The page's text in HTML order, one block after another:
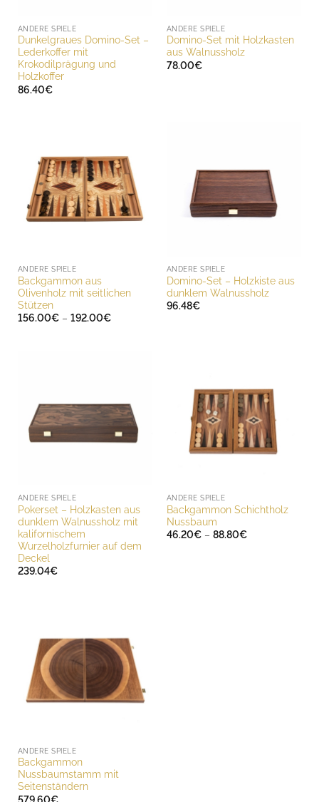
ANDERE SPIELE
Dunkelgraues Domino-Set –
Lederkoffer mit
Krokodilprägung und
Holzkoffer
86.40€
ANDERE SPIELE
Domino-Set mit Holzkasten
aus Walnussholz
78.00€
ANDERE SPIELE
Backgammon aus
Olivenholz mit seitlichen
Stützen
156.00€ – 192.00€Preisspanne:
ANDERE SPIELE
Domino-Set – Holzkiste aus
dunklem Walnussholz
96.48€
ANDERE SPIELE
Pokerset – Holzkasten aus
dunklem Walnussholz mit
kalifornischem
Wurzelholzfurnier auf dem
Deckel
239.04€
ANDERE SPIELE
Backgammon Schichtholz
Nussbaum
46.20€ – 88.80€Preisspanne:
ANDERE SPIELE
Backgammon
Nussbaumstamm mit
Seitenständern
579.60€